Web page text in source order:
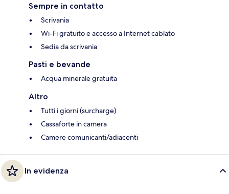
Sempre in contatto
Scrivania
Wi-Fi gratuito e accesso a Internet cablato
Sedia da scrivania
Pasti e bevande
Acqua minerale gratuita
Altro
Tutti i giorni (surcharge)
Cassaforte in camera
Camere comunicanti/adiacenti
In evidenza